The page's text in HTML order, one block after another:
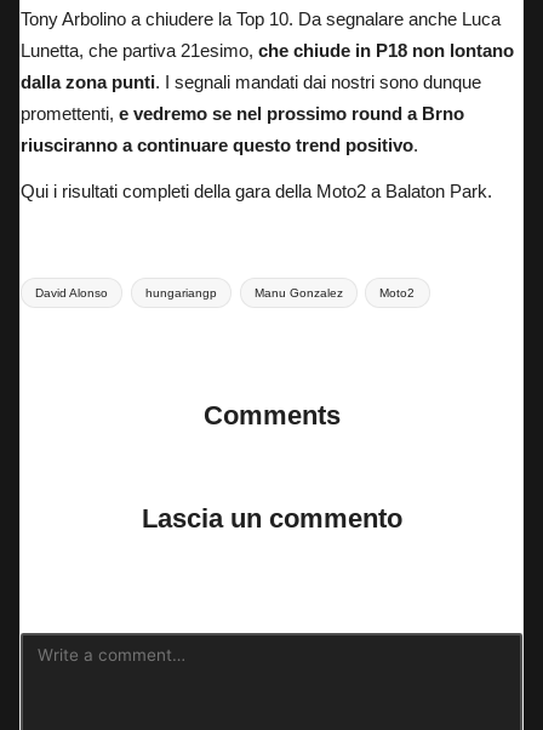
Tony Arbolino a chiudere la Top 10. Da segnalare anche Luca
Lunetta, che partiva 21esimo, che chiude in P18 non lontano
dalla zona punti. I segnali mandati dai nostri sono dunque
promettenti, e vedremo se nel prossimo round a Brno
riusciranno a continuare questo trend positivo.
Qui i risultati completi della gara della Moto2 a Balaton Park.
Tags:
David Alonso hungariangp Manu Gonzalez Moto2
Comments
Lascia un commento